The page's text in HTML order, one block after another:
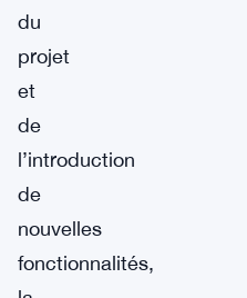
du
projet
et
de
l’introduction
de
nouvelles
fonctionnalités,